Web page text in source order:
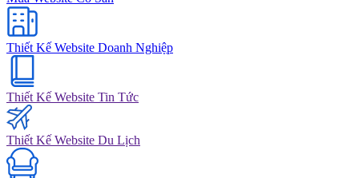
Thiết Kế Website Doanh Nghiệp
Thiết Kế Website Tin Tức
Thiết Kế Website Du Lịch